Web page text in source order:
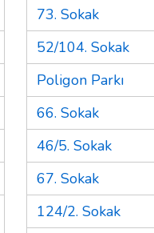
73. Sokak
52/104. Sokak
Poligon Parkı
66. Sokak
46/5. Sokak
67. Sokak
124/2. Sokak